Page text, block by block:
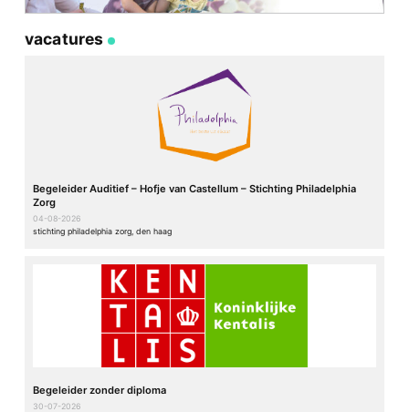
vacatures
Begeleider Auditief – Hofje van Castellum – Stichting Philadelphia
Zorg
04-08-2026
stichting philadelphia zorg, den haag
Begeleider zonder diploma
30-07-2026